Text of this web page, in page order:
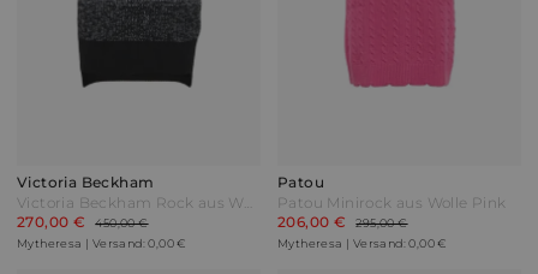
Victoria Beckham
270,00 €
450,00 €
Mytheresa | Versand: 0,00 €
Patou
Patou Minirock aus Wolle Pink
206,00 €
295,00 €
Mytheresa | Versand: 0,00 €